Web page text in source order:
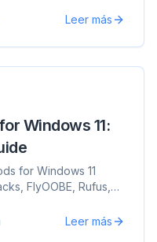
Leer más
Windows 11:
for Windows 11
FlyOOBE, Rufus,
Leer más